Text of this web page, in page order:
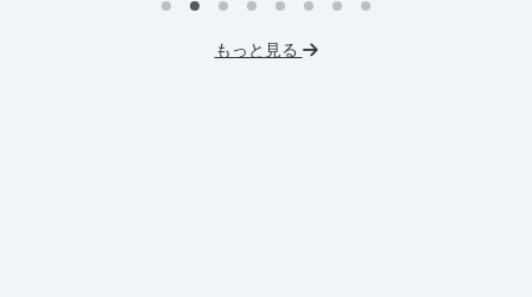
データサイエンス
もっと見る